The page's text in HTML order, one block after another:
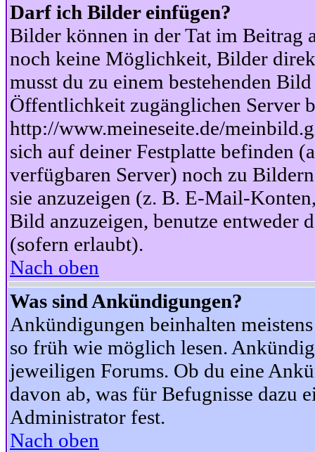
Darf ich Bilder einfügen?
Bilder können in der Tat im Beitrag
noch keine Möglichkeit, Bilder
musst du zu einem bestehenden
Öffentlichkeit zugänglichen Server
http://www.meineseite.de/
sich auf deiner Festplatte befinden
verfügbaren Server) noch zu
sie anzuzeigen (z. B. E-Mail-
Bild anzuzeigen, benutze
(sofern erlaubt).
Nach oben
Was sind Ankündigungen?
Ankündigungen beinhalten
so früh wie möglich lesen.
jeweiligen Forums. Ob du eine
davon ab, was für Befugnisse dazu
Administrator fest.
Nach oben